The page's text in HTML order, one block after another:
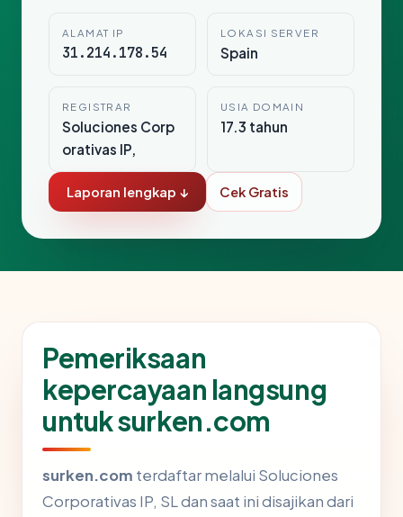
ALAMAT IP
31.214.178.54
LOKASI SERVER
Spain
REGISTRAR
Soluciones Corp
orativas IP,
USIA DOMAIN
17.3 tahun
Laporan lengkap ↓ Cek Gratis
Pemeriksaan
kepercayaan langsung
untuk surken.com
surken.com terdaftar melalui Soluciones
Corporativas IP, SL dan saat ini disajikan dari